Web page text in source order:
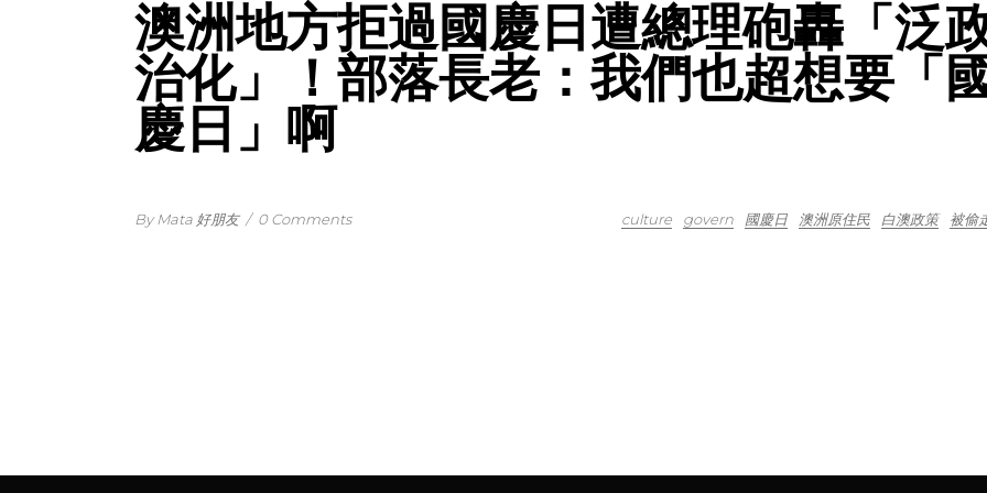
澳洲地方拒過國慶日遭總理砲轟「泛
治化」！部落長老：我們也超想要「國
慶日」啊
By Mata 好朋友 / 0 Comments culture govern 國慶日 澳洲原住民 白澳政策 被偷